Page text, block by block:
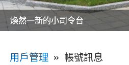
美麗的操場是我們活力的來源
美麗的操場是我們活力的來源
煥然一新的小司令台
煥然一新的小司令台
富含桃園埤塘田園風光意象的中廊
富含桃園埤塘田園風光意象的中廊
嶄新的中庭廣場
嶄新的中庭廣場
水生池生生不息
水生池生生不息
用戶管理 » 帳號訊息